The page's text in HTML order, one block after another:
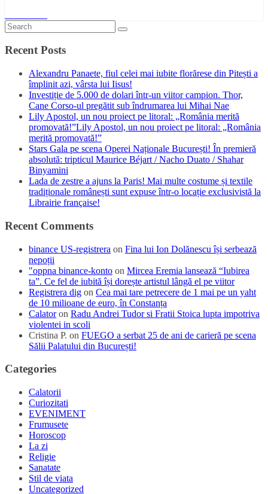
Recent Posts
Alexandru Panaete, fiul celei mai iubite florărese din Pitești a
împlinit azi, vârsta lui Iisus!
Investiție de 5.000 de dolari într-un viitor campion. Thor,
Cane Corso-ul pregătit sub îndrumarea lui Mihai Nae
Lily Apostol, un nou proiect pe litoral: „România merită
promovată!”Lily Apostol, un nou proiect pe litoral: „România
merită promovată!”
Stars Gala pe scena Operei Naționale București! În premieră
absolută: tripticul Maurice Béjart / Nacho Duato / Shahar
Binyamini
Lada de zestre a ajuns la Paris! Mai multe costume și textile
tradiționale românești sunt expuse într-o locație exclusivistă la
Librairie française!
Recent Comments
binance US-registrera on Fina lui Ion Dolănescu își serbează
nepoții
"oppna binance-konto on Mircea Eremia lansează “Iubirea
ta”. Ce fel de iubită își dorește artistul lângă el pe viitor
Registrera dig on Cea mai tare petrecere de 1 mai pe un yaht
de 10 milioane de euro, în Constanța
Calatoron Radu Andrei Tudor si Fratii Stoica lupta impotriva
violentei in scoli
Cristina P. on FUEGO a serbat 25 de ani de carieră pe scena
Sălii Palatului din București!
Categories
Calatorii
Curiozitati
EVENIMENT
Frumusete
Horoscop
La zi
Religie
Sanatate
Stil de viata
Uncategorized